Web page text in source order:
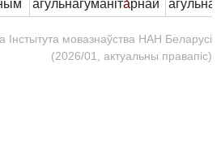
агульнагуманіта́рнай
Інстытута мовазнаўства НАН Беларусі
(2026/01, актуальны правапіс)